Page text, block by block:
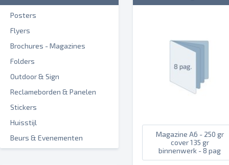
Posters
Flyers
Brochures - Magazines
Folders
Outdoor & Sign
Reclameborden & Panelen
Stickers
Huisstijl
Beurs & Evenementen
Magazine A6 - 250 gr
cover 135 gr
binnenwerk - 8 pag